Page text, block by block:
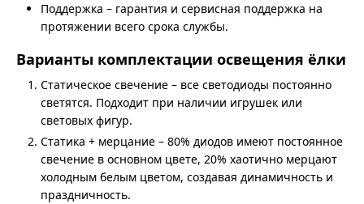
Поддержка – гарантия и сервисная поддержка на
протяжении всего срока службы.
Варианты комплектации освещения ёлки
Статическое свечение – все светодиоды постоянно
светятся. Подходит при наличии игрушек или
световых фигур.
Статика + мерцание – 80% диодов имеют постоянное
свечение в основном цвете, 20% хаотично мерцают
холодным белым цветом, создавая динамичность и
праздничность.